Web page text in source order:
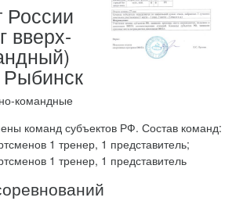
России
вверх-
командные
команд субъектов РФ. Состав команд:
1 тренер, 1 представитель;
1 тренер, 1 представитель